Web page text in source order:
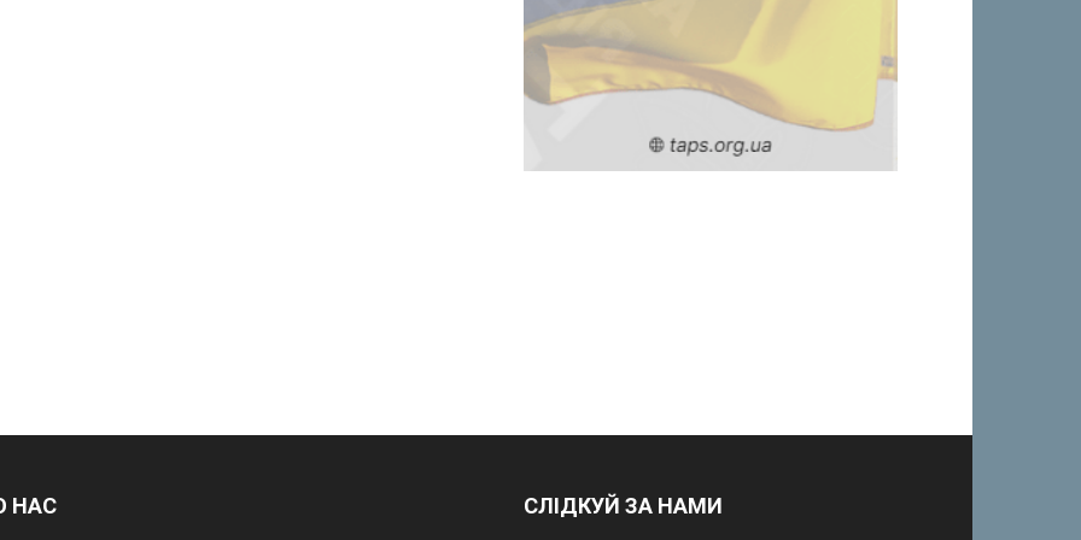
НАС СЛІДКУЙ ЗА НАМИ